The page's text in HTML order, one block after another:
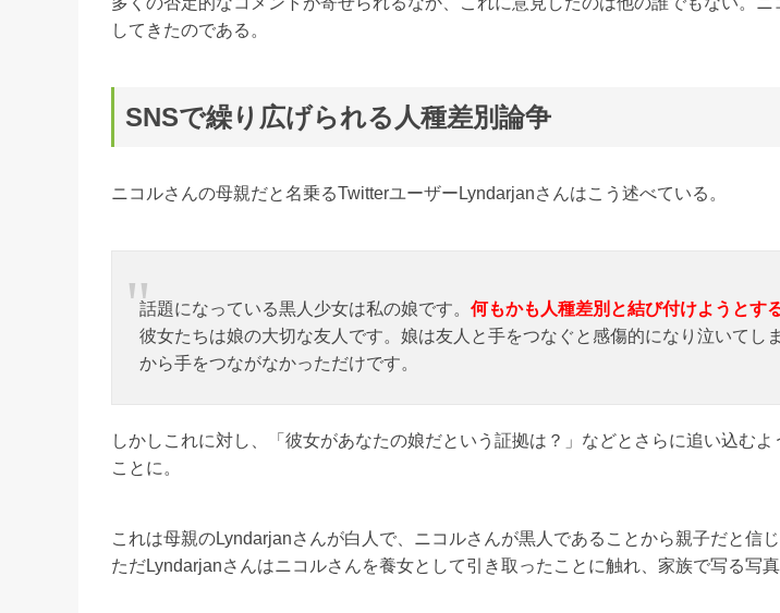
してきたのである。
SNSで繰り広げられる人種差別論争
ニコルさんの母親だと名乗るTwitterユーザーLyndarjanさんはこう述べている。
話題になっている黒人少女は私の娘です。 何もかも人種差別と結び付けようとす
彼女たちは娘の大切な友人です。娘は友人と手をつなぐと感傷的になり泣いてし
から手をつながなかっただけです。
しかしこれに対し、「彼女があなたの娘だという証拠は？」などとさらに追い込む
ことに。
これは母親のLyndarjanさんが白人で、ニコルさんが黒人であることから親子だと信
ただLyndarjanさんはニコルさんを養女として引き取ったことに触れ、家族で写る写真